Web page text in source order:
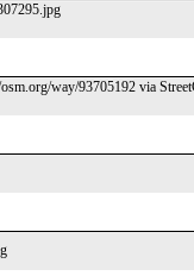
way/93705192 via